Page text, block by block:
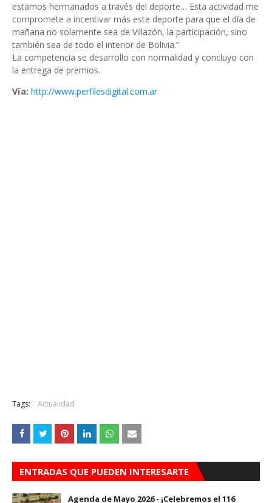
estamos hermanados a través del deporte… Esta actividad me
compromete a incentivar más este deporte para que el día de
mañana no solamente sea de Villazón, la participación, sino
también sea de todo el interior de Bolivia.”
La competencia se desarrollo con normalidad y concluyo con
la entrega de premios.
Vïa: http://www.perfilesdigital.com.ar
Tags: Actualidad
ENTRADAS QUE PUEDEN INTERESARTE
Agenda de Mayo 2026 - ¡Celebremos el 116